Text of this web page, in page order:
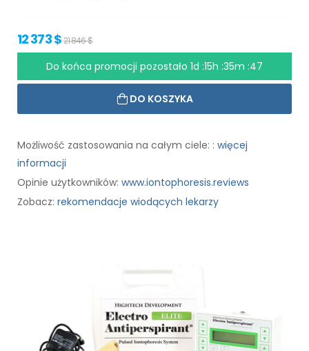
12 373 $21 846 $
Do końca promocji pozostało 1d :15h :35m :46
DO KOSZYKA
Możliwość zastosowania na całym ciele: : więcej
informacji
Opinie użytkowników: www.iontophoresis.reviews
Zobacz: rekomendacje wiodących lekarzy